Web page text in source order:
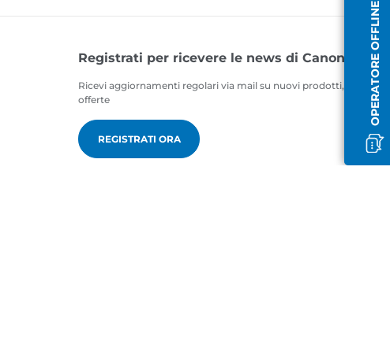
OPERATORE OFFLINE
Registrati per ricevere le news di Canon
Ricevi aggiornamenti regolari via mail su nuovi prodotti, consigli
offerte
REGISTRATI ORA